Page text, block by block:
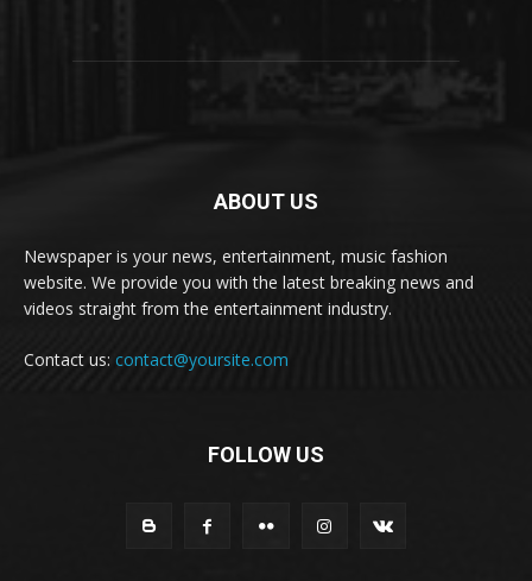
ABOUT US
Newspaper is your news, entertainment, music fashion
website. We provide you with the latest breaking news and
videos straight from the entertainment industry.
Contact us: contact@yoursite.com
FOLLOW US